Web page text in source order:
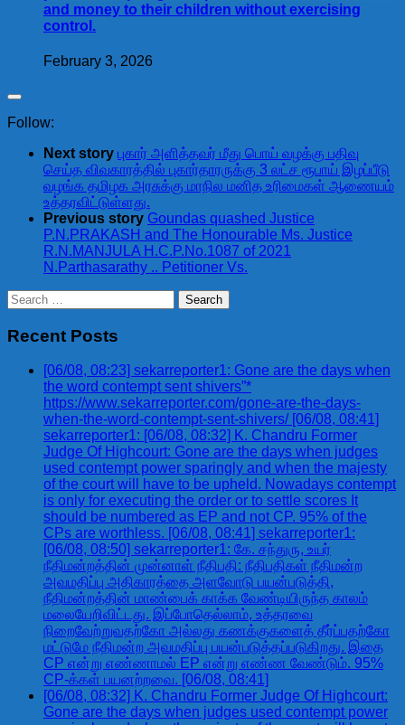
and money to their children without exercising
control.
February 3, 2026
Follow:
Next story புகார் அளித்தவர் மீது பொய் வழக்கு பதிவு
செய்த விவகாரத்தில் புகார்தாரருக்கு 3 லட்ச ரூபாய் இழப்பீடு
வழங்க தமிழக அரசுக்கு மாநில மனித உரிமைகள் ஆணையம்
உத்தரவிட்டுள்ளது.
Previous story Goundas quashed Justice
P.N.PRAKASH and The Honourable Ms. Justice
R.N.MANJULA H.C.P.No.1087 of 2021
N.Parthasarathy .. Petitioner Vs.
Search
for:
Recent Posts
[06/08, 08:23] sekarreporter1: Gone are the days when
the word contempt sent shivers”*
https://www.sekarreporter.com/gone-are-the-days-
when-the-word-contempt-sent-shivers/ [06/08, 08:41]
sekarreporter1: [06/08, 08:32] K. Chandru Former
Judge Of Highcourt: Gone are the days when judges
used contempt power sparingly and when the majesty
of the court will have to be upheld. Nowadays contempt
is only for executing the order or to settle scores It
should be numbered as EP and not CP. 95% of the
CPs are worthless. [06/08, 08:41] sekarreporter1:
[06/08, 08:50] sekarreporter1: கே. சந்துரு, உயர்
நீதிமன்றத்தின் முன்னாள் நீதிபதி: நீதிபதிகள் நீதிமன்ற
அவமதிப்பு அதிகாரத்தை அளவோடு பயன்படுத்தி,
நீதிமன்றத்தின் மாண்பைக் காக்க வேண்டியிருந்த காலம்
மலையேறிவிட்டது. இப்போதெல்லாம், உத்தரவை
நிறைவேற்றுவதற்கோ அல்லது கணக்குகளைத் தீர்ப்பதற்கோ
மட்டுமே நீதிமன்ற அவமதிப்பு பயன்படுத்தப்படுகிறது. இதை
CP என்று எண்ணாமல் EP என்று எண்ண வேண்டும். 95%
CP-க்கள் பயனற்றவை. [06/08, 08:41]
[06/08, 08:32] K. Chandru Former Judge Of Highcourt:
Gone are the days when judges used contempt power